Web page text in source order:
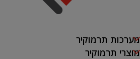
מערכות תרמוקיר
מוצרי תרמוקיר